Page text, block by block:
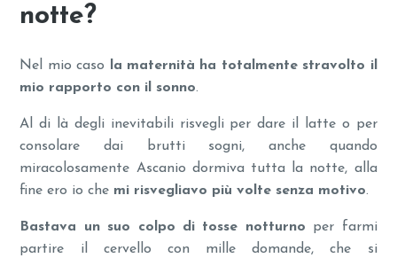
notte?
Nel mio caso la maternità ha totalmente stravolto il
mio rapporto con il sonno.
Al di là degli inevitabili risvegli per dare il latte o per
consolare dai brutti sogni, anche quando
miracolosamente Ascanio dormiva tutta la notte, alla
fine ero io che mi risvegliavo più volte senza motivo.
Bastava un suo colpo di tosse notturno per farmi
partire il cervello con mille domande, che si